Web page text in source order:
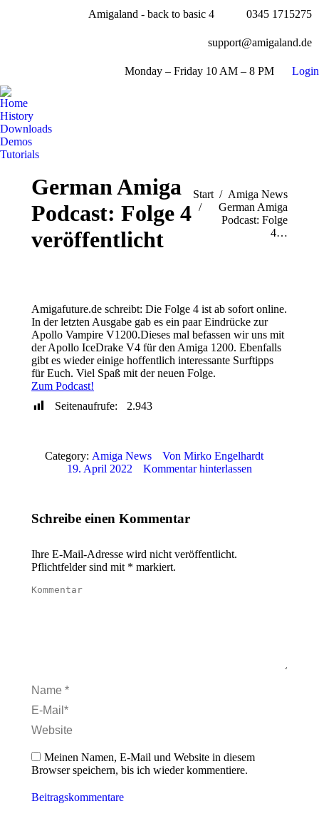
window
in
new
window
opens
in
new
window
Mail
page
opens
in
new
Amigaland - back to basic 4 0345 1715275
support@amigaland.de
Monday – Friday 10 AM – 8 PM Login
Home
History
Downloads
Demos
Tutorials
German Amiga
Podcast: Folge 4
veröffentlicht
Sie befinden sich hier:
Start
Amiga News
German Amiga
Podcast: Folge
4…
Amigafuture.de schreibt: Die Folge 4 ist ab sofort online.
In der letzten Ausgabe gab es ein paar Eindrücke zur
Apollo Vampire V1200.Dieses mal befassen wir uns mit
der Apollo IceDrake V4 für den Amiga 1200. Ebenfalls
gibt es wieder einige hoffentlich interessante Surftipps
für Euch. Viel Spaß mit der neuen Folge.
Zum Podcast!
Seitenaufrufe:
2.943
Category: Amiga News Von Mirko Engelhardt
19. April 2022
Kommentar hinterlassen
Schreibe einen Kommentar
Ihre E-Mail-Adresse wird nicht veröffentlicht.
Pflichtfelder sind mit * markiert.
Kommentar
Name *
E-Mail *
Website
Meinen Namen, E-Mail und Website in diesem
Browser speichern, bis ich wieder kommentiere.
Beitragskommentare